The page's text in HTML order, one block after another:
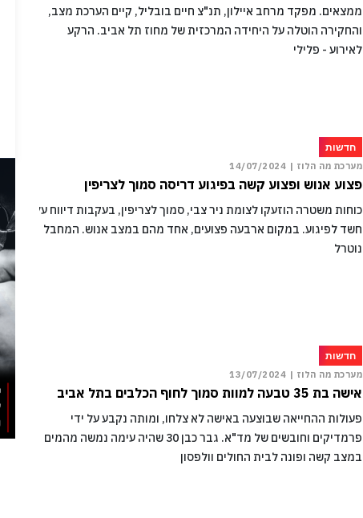
ממצאים. מפקד מרחב איילון, תנ"צ חיים בובליל, קיים הערכת מצב,
והחקירה הוטלה על היחידה המרכזית של מחוז תל אביב. הרקע
לאירוע - פלילי
חדשות
מערכת מה הלוז | 14/07/2024
פצוע אנוש ופצוע קשה בפיגוע דריסה סמוך לצריפין
כוחות משטרה הוזעקו לצומת ניר צבי, סמוך לצריפין, בעקבות דיווח על
חשד לפיגוע. במקום ארבעה פצועים, אחד מהם במצב אנוש. המחבל
נוטרל
חדשות
מערכת מה הלוז | 13/07/2024
אישה בת 35 טבעה למוות סמוך לחוף הכלבים בתל אביב
פעולות ההחייאה שבוצעה באישה לא צלחו, ומותה נקבע על ידי
פרמדיקים וחובשים של מד"א. גבר כבן 30 שהיה עימה נמשה מהמים
במצב קשה ופונה לבית החולים וולפסון